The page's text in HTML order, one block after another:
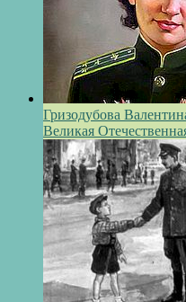
Гризодубова
Великая